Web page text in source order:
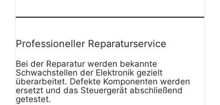
Professioneller Reparaturservice
Bei der Reparatur werden bekannte
Schwachstellen der Elektronik gezielt
überarbeitet. Defekte Komponenten werden
ersetzt und das Steuergerät abschließend
getestet.